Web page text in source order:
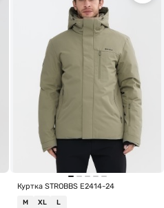
Куртка STROBBS E2414-24
M XL L